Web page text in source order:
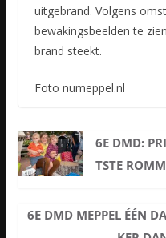
uitgebrand. Volgens
bewakingsbeelden te
brand steekt.
Foto numeppel.nl
6E DMD:
TSTE
6E DMD MEPPEL ÉÉN